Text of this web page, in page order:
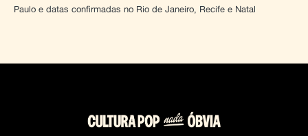
Paulo e datas confirmadas no Rio de Janeiro, Recife e Natal